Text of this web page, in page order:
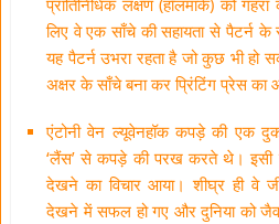
प्रातिनिधिक लक्षण (हॉलमार्क) को
लिए वे एक साँचे की सहायता से पैटर्न
यह पैटर्न उभरा रहता है जो कुछ भी हो
अक्षर के साँचे बना कर प्रिंटिंग प्रेस का
एंटोनी वेन ल्यूवेनहॉक कपड़े की एक
‘लैंस’ से कपड़े की परख करते थे।
देखने का विचार आया। शीघ्र ही वे
देखने में सफल हो गए और दुनिया को